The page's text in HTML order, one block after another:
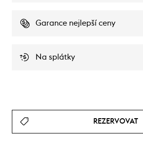
Garance nejlepší ceny
Na splátky
REZERVOVAT